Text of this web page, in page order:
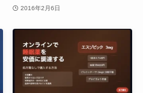
2016年2月6日